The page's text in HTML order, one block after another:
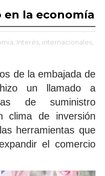
la economía
Interés, internacionales,
de la embajada de
un llamado a
de suministro
clima de inversión
herramientas que
el comercio